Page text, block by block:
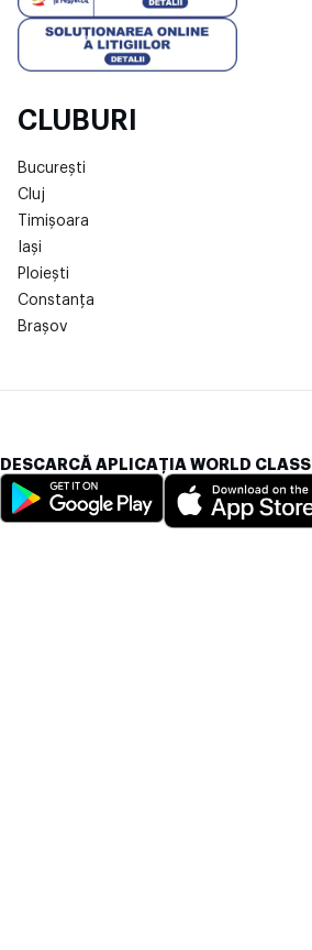
CLUBURI
București
Cluj
Timișoara
Iași
Ploiești
Constanța
Brașov
DESCARCĂ APLICAȚIA WORLD CLASS